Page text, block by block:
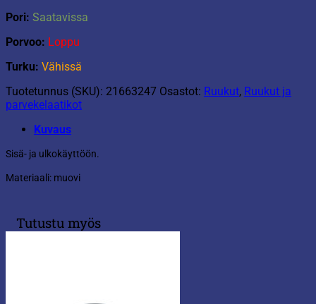
Pori: Saatavissa
Porvoo: Loppu
Turku: Vähissä
Tuotetunnus (SKU): 21663247 Osastot: Ruukut, Ruukut ja
parvekelaatikot
Kuvaus
Sisä- ja ulkokäyttöön.
Materiaali: muovi
Tutustu myös